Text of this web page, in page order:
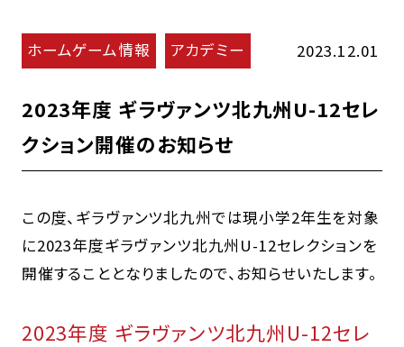
ホームゲーム情報 アカデミー 2023.12.01
2023年度 ギラヴァンツ北九州U-12セレ
クション開催のお知らせ
この度、ギラヴァンツ北九州では現小学2年生を対象
に2023年度ギラヴァンツ北九州U-12セレクションを
開催することとなりましたので、お知らせいたします。
2023年度 ギラヴァンツ北九州U-12セレ